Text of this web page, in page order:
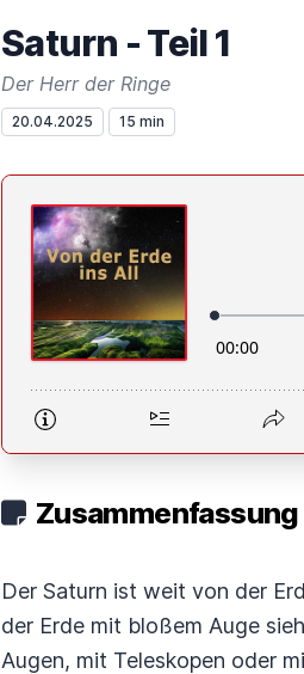
Saturn - Teil 1
Der Herr der Ringe
20.04.2025 15 min
Zusammenfassung
Der Saturn ist weit von der
der Erde mit bloßem Auge
Augen, mit Teleskopen oder